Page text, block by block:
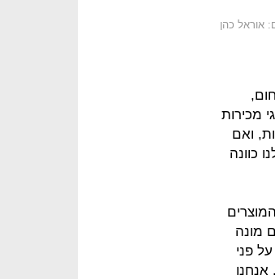
אוראל כהן
בתחום,
את רוב המרשמים. עם כוח שיווק של כ־75 נציגי מכירות
ואם
כוונה
מונה
פני